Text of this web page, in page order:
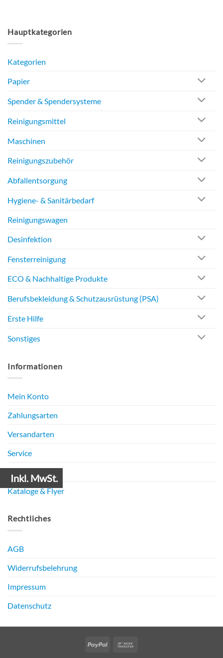
Inkl. MwSt.
Hauptkategorien
Kategorien
Papier
Spender & Spendersysteme
Reinigungsmittel
Maschinen
Reinigungszubehör
Abfallentsorgung
Hygiene- & Sanitärbedarf
Reinigungswagen
Desinfektion
Fensterreinigung
ECO & Nachhaltige Produkte
Berufsbekleidung & Schutzausrüstung (PSA)
Erste Hilfe
Sonstiges
Informationen
Mein Konto
Zahlungsarten
Versandarten
Service
Kataloge & Flyer
Rechtliches
AGB
Widerrufsbelehrung
Impressum
Datenschutz
PayPal